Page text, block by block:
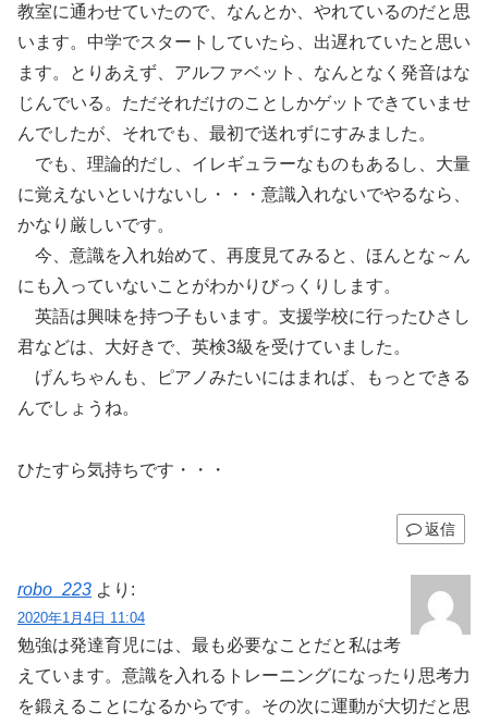
教室に通わせていたので、なんとか、やれているのだと思
います。中学でスタートしていたら、出遅れていたと思い
ます。とりあえず、アルファベット、なんとなく発音はな
じんでいる。ただそれだけのことしかゲットできていませ
んでしたが、それでも、最初で送れずにすみました。
でも、理論的だし、イレギュラーなものもあるし、大量
に覚えないといけないし・・・意識入れないでやるなら、
かなり厳しいです。
今、意識を入れ始めて、再度見てみると、ほんとな～ん
にも入っていないことがわかりびっくりします。
英語は興味を持つ子もいます。支援学校に行ったひさし
君などは、大好きで、英検3級を受けていました。
げんちゃんも、ピアノみたいにはまれば、もっとできる
んでしょうね。
ひたすら気持ちです・・・
返信
robo_223 より:
2020年1月4日 11:04
勉強は発達育児には、最も必要なことだと私は考
えています。意識を入れるトレーニングになったり思考力
を鍛えることになるからです。その次に運動が大切だと思